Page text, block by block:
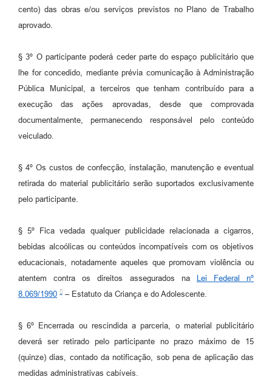
cento) das obras e/ou serviços previstos no Plano de Trabalho
aprovado.
§ 3º O participante poderá ceder parte do espaço publicitário que
lhe for concedido, mediante prévia comunicação à Administração
Pública Municipal, a terceiros que tenham contribuído para a
execução das ações aprovadas, desde que comprovada
documentalmente, permanecendo responsável pelo conteúdo
veiculado.
§ 4º Os custos de confecção, instalação, manutenção e eventual
retirada do material publicitário serão suportados exclusivamente
pelo participante.
§ 5º Fica vedada qualquer publicidade relacionada a cigarros,
bebidas alcoólicas ou conteúdos incompatíveis com os objetivos
educacionais, notadamente aqueles que promovam violência ou
atentem contra os direitos assegurados na
Lei Federal nº
8.069/1990
– Estatuto da Criança e do Adolescente.
§ 6º Encerrada ou rescindida a parceria, o material publicitário
deverá ser retirado pelo participante no prazo máximo de 15
(quinze) dias, contado da notificação, sob pena de aplicação das
medidas administrativas cabíveis.